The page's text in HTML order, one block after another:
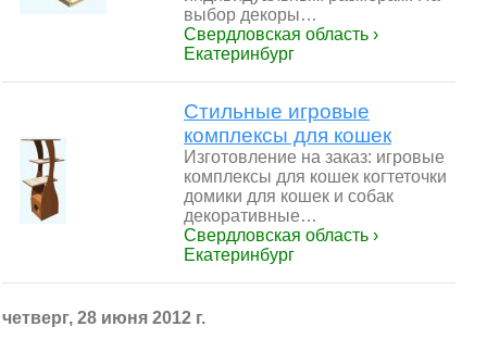
выбор декоры…
Свердловская область ›
Екатеринбург
Стильные игровые
комплексы для кошек
Изготовление на заказ: игровые
комплексы для кошек когтеточки
домики для кошек и собак
декоративные…
Свердловская область ›
Екатеринбург
четверг, 28 июня 2012 г.